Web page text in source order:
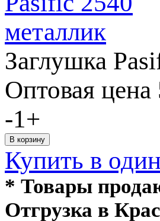
Заглушка
Оптовая цена
-1+
Купить в
* Товары
Отгрузка в